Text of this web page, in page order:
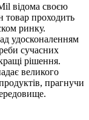
відома своєю
товар проходить
ринку.
удосконаленням
сучасних
рішення.
великого
прагнучи